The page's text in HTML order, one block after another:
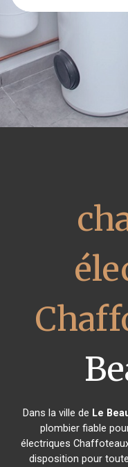
Dans la ville de Le
plombier fiable
électriques
disposition pour